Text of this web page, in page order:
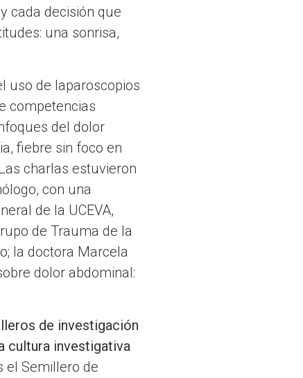
cada decisión que
una sonrisa,
uso de laparoscopios
competencias
del dolor
fiebre sin foco en
charlas estuvieron
con una
de la UCEVA,
de Trauma de la
la doctora Marcela
dolor abdominal:
de investigación
cultura investigativa
el Semillero de